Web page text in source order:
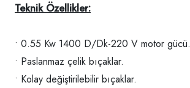
Teknik Özellikler:
• 0.55 Kw 1400 D/Dk-220 V motor gücü.
• Paslanmaz çelik bıçaklar.
• Kolay değiştirilebilir bıçaklar.